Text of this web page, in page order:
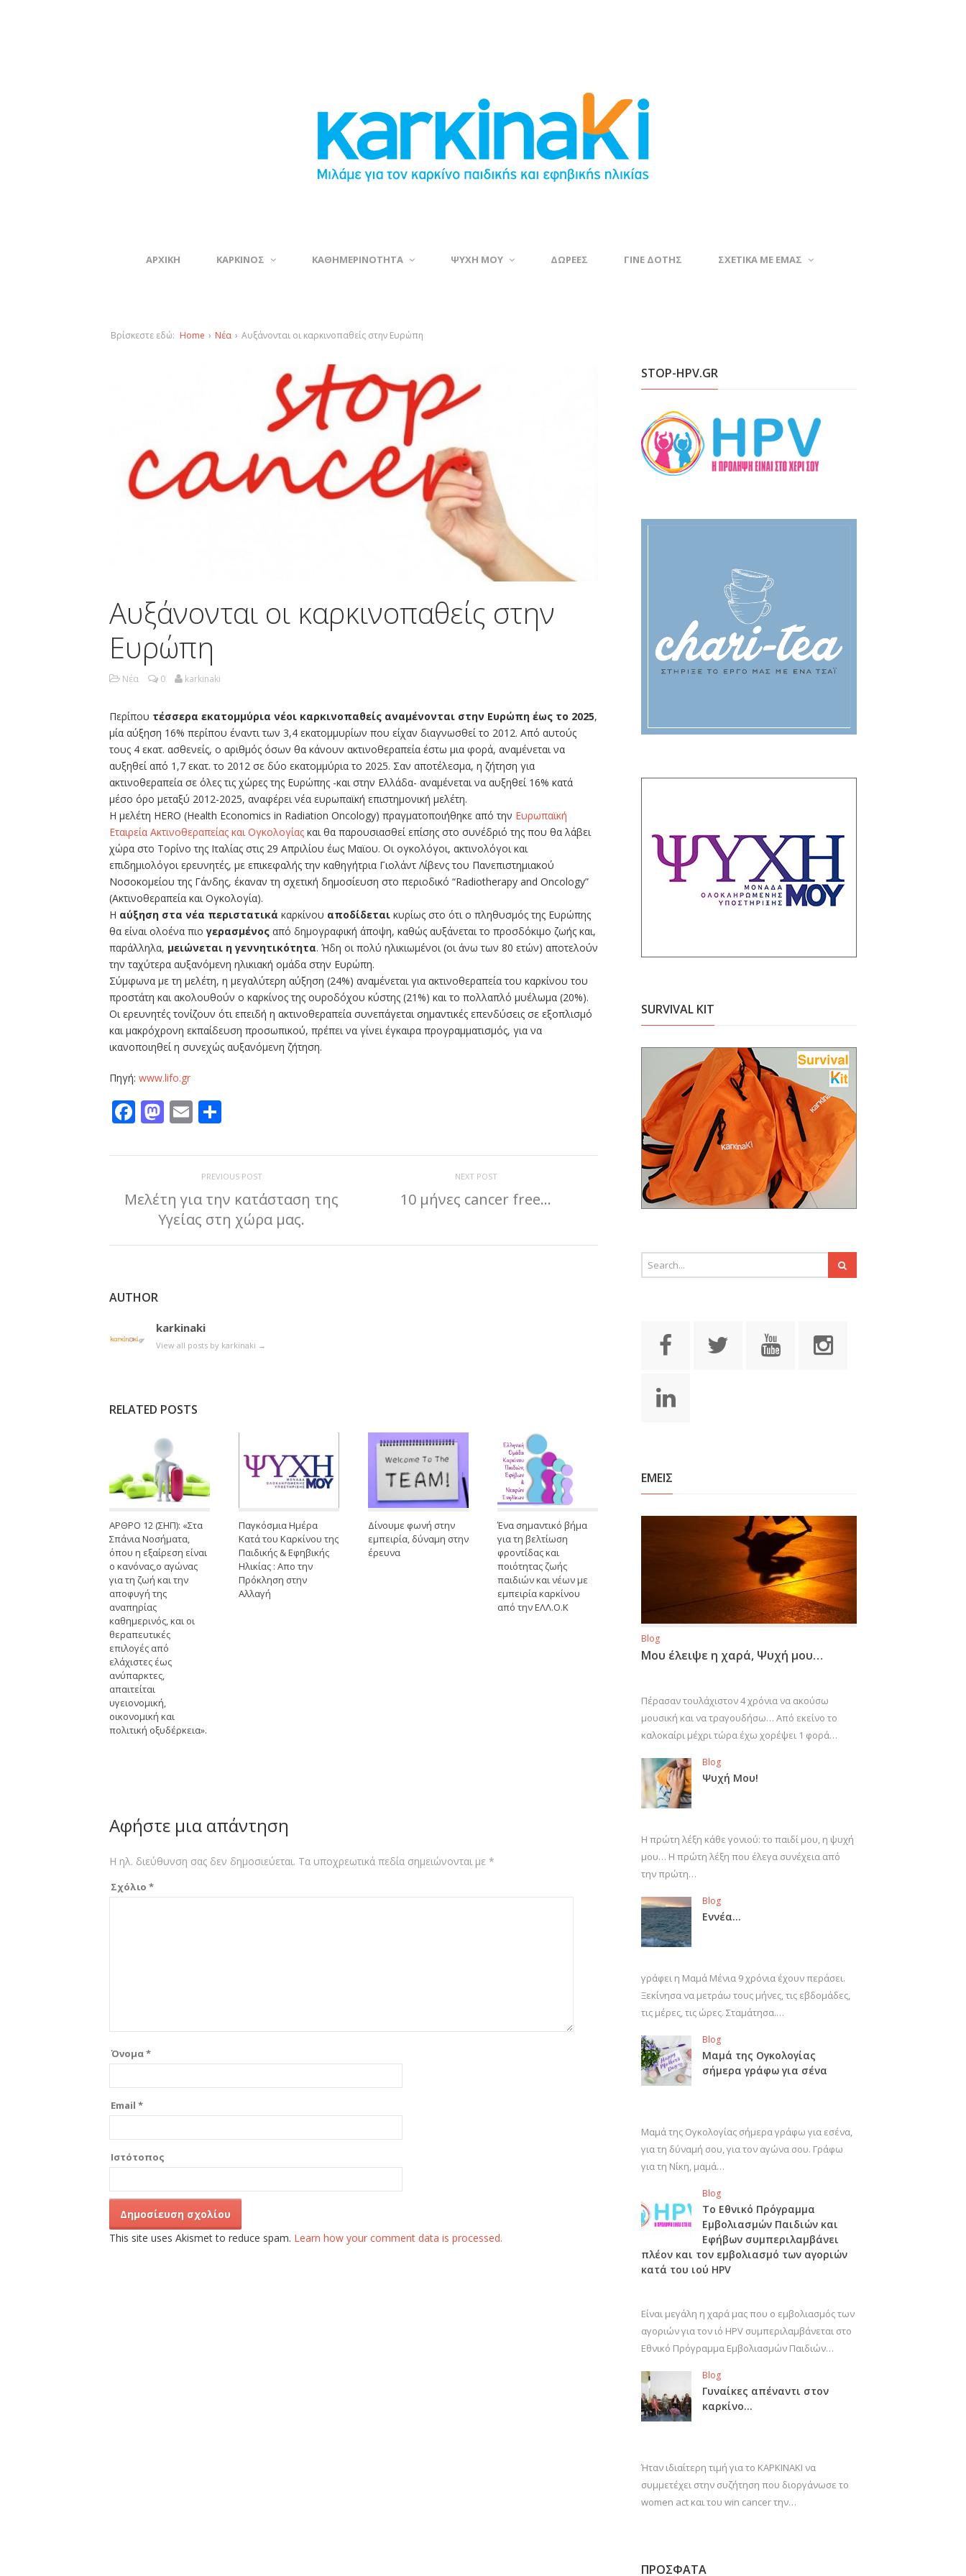
ΑΡΧΙΚΗ ΚΑΡΚΙΝΟΣ ΚΑΘΗΜΕΡΙΝΟΤΗΤΑ ΨΥΧΗ ΜΟΥ ΔΩΡΕΕΣ ΓΙΝΕ ΔΟΤΗΣ ΣΧΕΤΙΚΑ ΜΕ ΕΜΑΣ
Βρίσκεστε εδώ: Home › Νέα › Αυξάνονται οι καρκινοπαθείς στην Ευρώπη
Αυξάνονται οι καρκινοπαθείς στην
Ευρώπη
Νέα 0 karkinaki
Περίπου τέσσερα εκατομμύρια νέοι καρκινοπαθείς αναμένονται στην Ευρώπη έως το 2025,
μία αύξηση 16% περίπου έναντι των 3,4 εκατομμυρίων που είχαν διαγνωσθεί το 2012. Από αυτούς
τους 4 εκατ. ασθενείς, ο αριθμός όσων θα κάνουν ακτινοθεραπεία έστω μια φορά, αναμένεται να
αυξηθεί από 1,7 εκατ. το 2012 σε δύο εκατομμύρια το 2025. Σαν αποτέλεσμα, η ζήτηση για
ακτινοθεραπεία σε όλες τις χώρες της Ευρώπης -και στην Ελλάδα- αναμένεται να αυξηθεί 16% κατά
μέσο όρο μεταξύ 2012-2025, αναφέρει νέα ευρωπαϊκή επιστημονική μελέτη.
Η μελέτη HERO (Health Economics in Radiation Oncology) πραγματοποιήθηκε από την Ευρωπαϊκή
Εταιρεία Ακτινοθεραπείας και Ογκολογίας και θα παρουσιασθεί επίσης στο συνέδριό της που θα λάβει
χώρα στο Τορίνο της Ιταλίας στις 29 Απριλίου έως Μαϊου. Οι ογκολόγοι, ακτινολόγοι και
επιδημιολόγοι ερευνητές, με επικεφαλής την καθηγήτρια Γιολάντ Λίβενς του Πανεπιστημιακού
Νοσοκομείου της Γάνδης, έκαναν τη σχετική δημοσίευση στο περιοδικό “Radiotherapy and Oncology”
(Ακτινοθεραπεία και Ογκολογία).
Η αύξηση στα νέα περιστατικά καρκίνου αποδίδεται κυρίως στο ότι ο πληθυσμός της Ευρώπης
θα είναι ολοένα πιο γερασμένος από δημογραφική άποψη, καθώς αυξάνεται το προσδόκιμο ζωής και,
παράλληλα, μειώνεται η γεννητικότητα. Ήδη οι πολύ ηλικιωμένοι (οι άνω των 80 ετών) αποτελούν
την ταχύτερα αυξανόμενη ηλικιακή ομάδα στην Ευρώπη.
Σύμφωνα με τη μελέτη, η μεγαλύτερη αύξηση (24%) αναμένεται για ακτινοθεραπεία του καρκίνου του
προστάτη και ακολουθούν ο καρκίνος της ουροδόχου κύστης (21%) και το πολλαπλό μυέλωμα (20%).
Οι ερευνητές τονίζουν ότι επειδή η ακτινοθεραπεία συνεπάγεται σημαντικές επενδύσεις σε εξοπλισμό
και μακρόχρονη εκπαίδευση προσωπικού, πρέπει να γίνει έγκαιρα προγραμματισμός, για να
ικανοποιηθεί η συνεχώς αυξανόμενη ζήτηση.
Πηγή: www.lifo.gr
Facebook
Mastodon
Email
PREVIOUS POST
Μελέτη για την κατάσταση της
Υγείας στη χώρα μας.
NEXT POST
10 μήνες cancer free…
AUTHOR
karkinaki
View all posts by karkinaki →
RELATED POSTS
ΑΡΘΡΟ 12 (ΣΗΠ): «Στα
Σπάνια Νοσήματα,
όπου η εξαίρεση είναι
ο κανόνας,ο αγώνας
για τη ζωή και την
αποφυγή της
αναπηρίας
καθημερινός, και οι
θεραπευτικές
επιλογές από
ελάχιστες έως
ανύπαρκτες,
απαιτείται
υγειονομική,
οικονομική και
πολιτική οξυδέρκεια».
Παγκόσμια Ημέρα
Κατά του Καρκίνου της
Παιδικής & Εφηβικής
Ηλικίας : Απο την
Πρόκληση στην
Αλλαγή
Δίνουμε φωνή στην
εμπειρία, δύναμη στην
έρευνα
Ένα σημαντικό βήμα
για τη βελτίωση
φροντίδας και
ποιότητας ζωής
παιδιών και νέων με
εμπειρία καρκίνου
από την ΕΛΛ.Ο.Κ
Αφήστε μια απάντηση
Η ηλ. διεύθυνση σας δεν δημοσιεύεται. Τα υποχρεωτικά πεδία σημειώνονται με *
Σχόλιο *
Όνομα*
Email *
Ιστότοπος
This site uses Akismet to reduce spam. Learn how your comment data is processed.
STOP-HPV.GR
SURVIVAL KIT
ΕΜΕΙΣ
Blog
Μου έλειψε η χαρά, Ψυχή μου…
Πέρασαν τουλάχιστον 4 χρόνια να ακούσω
μουσική και να τραγουδήσω… Από εκείνο το
καλοκαίρι μέχρι τώρα έχω χορέψει 1 φορά…
Blog
Ψυχή Μου!
Η πρώτη λέξη κάθε γονιού: το παιδί μου, η ψυχή
μου… Η πρώτη λέξη που έλεγα συνέχεια από
την πρώτη…
Blog
Εννέα…
γράφει η Μαμά Μένια 9 χρόνια έχουν περάσει.
Ξεκίνησα να μετράω τους μήνες, τις εβδομάδες,
τις μέρες, τις ώρες. Σταμάτησα.…
Blog
Μαμά της Ογκολογίας
σήμερα γράφω για σένα
Μαμά της Ογκολογίας σήμερα γράφω για εσένα,
για τη δύναμή σου, για τον αγώνα σου. Γράφω
για τη Νίκη, μαμά…
Blog
Το Εθνικό Πρόγραμμα
Εμβολιασμών Παιδιών και
Εφήβων συμπεριλαμβάνει
πλέον και τον εμβολιασμό των αγοριών
κατά του ιού HPV
Είναι μεγάλη η χαρά μας που ο εμβολιασμός των
αγοριών για τον ιό HPV συμπεριλαμβάνεται στο
Εθνικό Πρόγραμμα Εμβολιασμών Παιδιών…
Blog
Γυναίκες απέναντι στον
καρκίνο…
Ήταν ιδιαίτερη τιμή για το ΚΑΡΚΙΝΑΚΙ να
συμμετέχει στην συζήτηση που διοργάνωσε το
women act και του win cancer την…
ΠΡΟΣΦΑΤΑ